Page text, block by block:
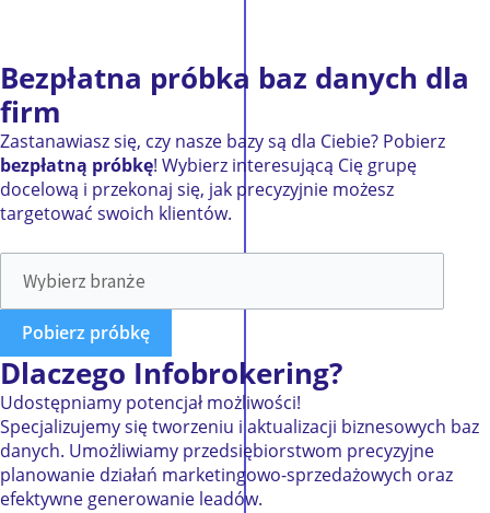
Bezpłatna próbka baz danych dla
firm
Zastanawiasz się, czy nasze bazy są dla Ciebie? Pobierz
bezpłatną próbkę! Wybierz interesującą Cię grupę
docelową i przekonaj się, jak precyzyjnie możesz
targetować swoich klientów.
Pobierz próbkę
Dlaczego Infobrokering?
Udostępniamy potencjał możliwości!
Specjalizujemy się tworzeniu i aktualizacji biznesowych baz
danych. Umożliwiamy przedsiębiorstwom precyzyjne
planowanie działań marketingowo-sprzedażowych oraz
efektywne generowanie leadów.